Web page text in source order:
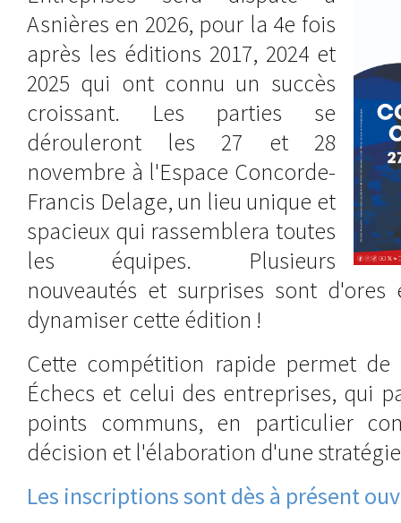
Asnières en 2026, pour la 4e fois
après les éditions 2017, 2024 et
2025 qui ont connu un succès
croissant. Les parties se
dérouleront les 27 et 28
novembre à l'Espace Concorde-
Francis Delage, un lieu unique et
spacieux qui rassemblera toutes
les équipes. Plusieurs
nouveautés et surprises sont
dynamiser cette édition !
Cette compétition rapide permet
Échecs et celui des entreprises, qui
points communs, en particulier
décision et l'élaboration d'une
Les inscriptions sont dès à présent